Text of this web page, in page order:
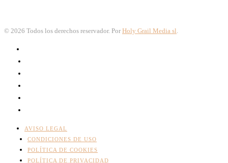
© 2026 Todos los derechos reservador. Por Holy Grail Media sl
AVISO LEGAL
CONDICIONES DE USO
POLÍTICA DE COOKIES
POLÍTICA DE PRIVACIDAD